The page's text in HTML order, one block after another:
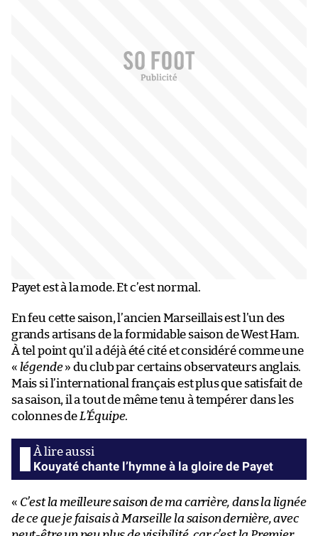
Payet est à la mode. Et c’est normal.
En feu cette saison, l’ancien Marseillais est l’un des
grands artisans de la formidable saison de West Ham.
À tel point qu’il a déjà été cité et considéré comme une
« légende» du club par certains observateurs anglais.
Mais si l’international français est plus que satisfait de
sa saison, il a tout de même tenu à tempérer dans les
colonnes de L’Équipe.
Kouyaté chante l’hymne à la gloire de Payet
« C’est la meilleure saison de ma carrière, dans la lignée
de ce que je faisais à Marseille la saison dernière, avec